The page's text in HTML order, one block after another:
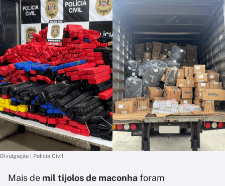
Divulgação | Polícia Civil
Mais de mil tijolos de maconhaforam